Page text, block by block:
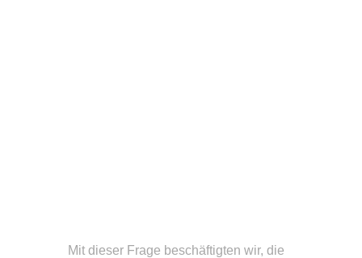
Mit dieser Frage beschäftigten wir, die